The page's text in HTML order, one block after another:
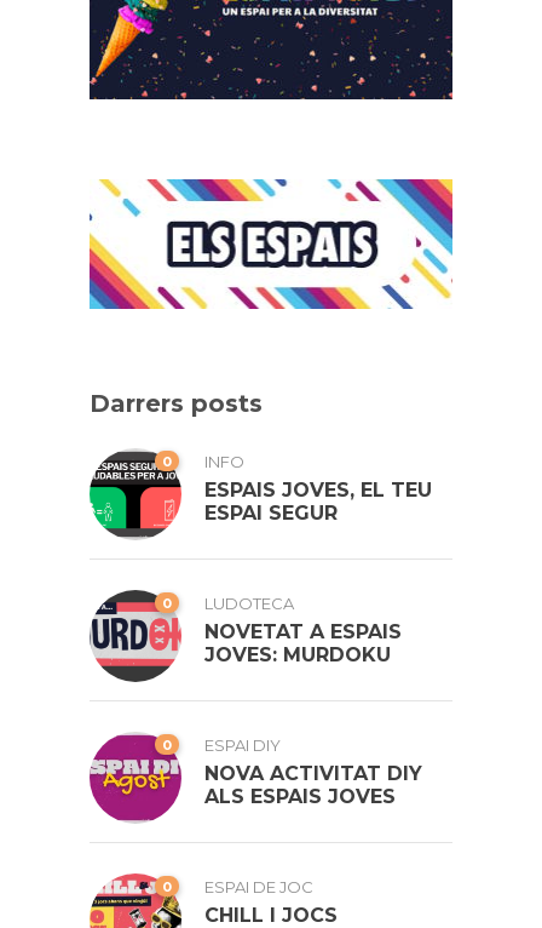
Darrers posts
0 INFO
ESPAIS JOVES, EL TEU
ESPAI SEGUR
0 LUDOTECA
NOVETAT A ESPAIS
JOVES: MURDOKU
0 ESPAI DIY
NOVA ACTIVITAT DIY
ALS ESPAIS JOVES
0 ESPAI DE JOC
CHILL I JOCS